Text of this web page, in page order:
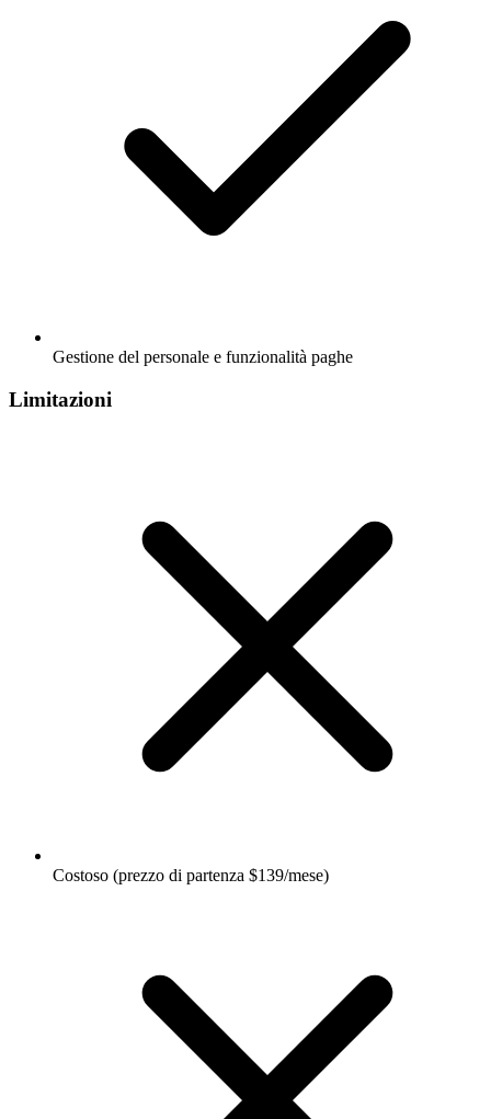
Gestione del personale e funzionalità paghe
Limitazioni
Costoso (prezzo di partenza $139/mese)